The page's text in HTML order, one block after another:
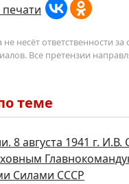
несёт ответственности
Все претензии
теме
8 августа 1941 г. И.В.
Силами СССР